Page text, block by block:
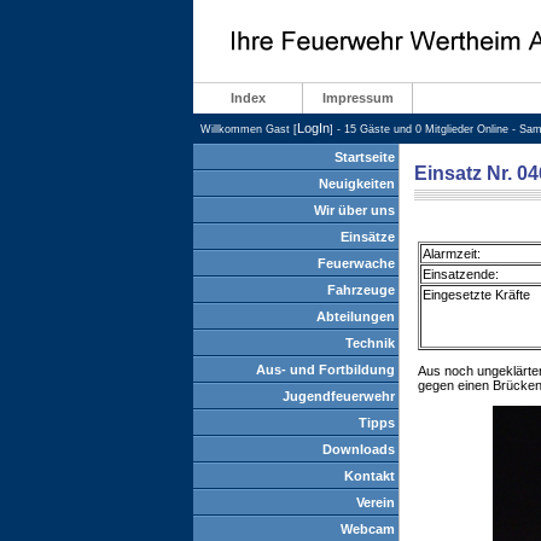
Index Impressum
Willkommen Gast [LogIn] - 15 Gäste und 0 Mitglieder Online -
Startseite
Neuigkeiten
Wir über uns
Einsätze
Feuerwache
Fahrzeuge
Abteilungen
Technik
Aus- und Fortbildung
Jugendfeuerwehr
Tipps
Downloads
Kontakt
Verein
Webcam
Einsatz Nr.
Alarmzeit:
Einsatzende:
Eingesetzte Kräfte
Aus noch
gegen einen